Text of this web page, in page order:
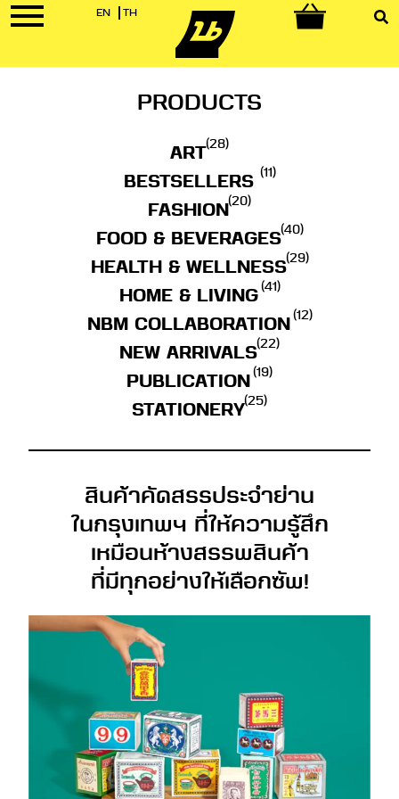
EN TH
PRODUCTS
ART(28)
BESTSELLERS (11)
FASHION(20)
FOOD & BEVERAGES(40)
HEALTH & WELLNESS(29)
HOME & LIVING(41)
NBM COLLABORATION(12)
NEW ARRIVALS(22)
PUBLICATION(19)
STATIONERY(25)
สินค้าคัดสรรประจำย่าน
ในกรุงเทพฯ ที่ให้ความรู้สึก
เหมือนห้างสรรพสินค้า
ที่มีทุกอย่างให้เลือกซัพ!